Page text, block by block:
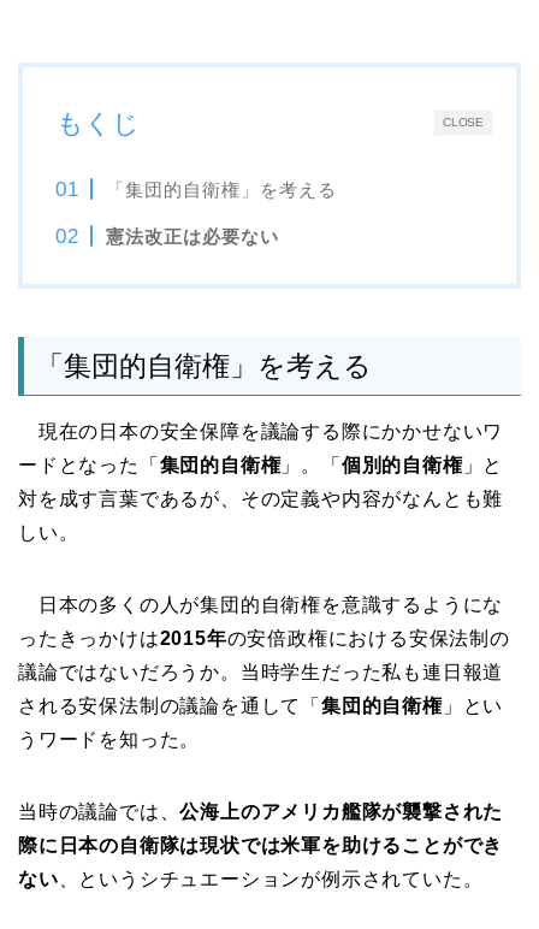
CLOSE
もくじ
「集団的自衛権」を考える
憲法改正は必要ない
「集団的自衛権」を考える
現在の日本の安全保障を議論する際にかかせないワ
ードとなった「 集団的自衛権」。「 個別的自衛権」と
対を成す言葉であるが、その定義や内容がなんとも難
しい。
日本の多くの人が集団的自衛権を意識するようにな
ったきっかけは2015年の安倍政権における安保法制の
議論ではないだろうか。当時学生だった私も連日報道
される安保法制の議論を通して「 集団的自衛権」とい
うワードを知った。
当時の議論では、公海上のアメリカ艦隊が襲撃された
際に日本の自衛隊は現状では米軍を助けることができ
ない 、というシチュエーションが例示されていた。